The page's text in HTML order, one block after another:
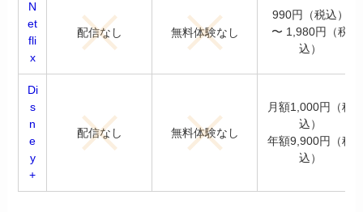
N
et
fli
x
配信なし 無料体験なし
990円（税込）
〜 1,980円（税
込）
Di
s
n
e
y
+
配信なし 無料体験なし
月額1,000円（税
込）
年額9,900円（税
込）